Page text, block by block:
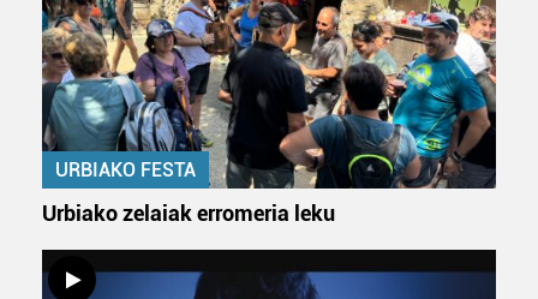
URBIAKO FESTA
Urbiako zelaiak erromeria leku